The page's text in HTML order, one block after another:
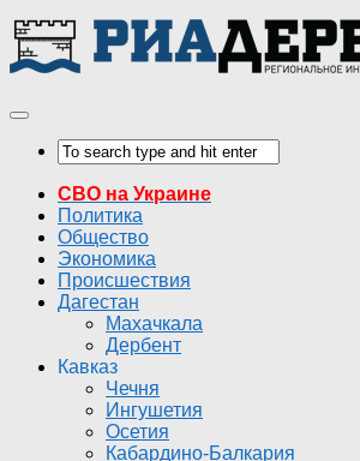
СВО на Украине
Политика
Общество
Экономика
Происшествия
Дагестан
Махачкала
Дербент
Кавказ
Чечня
Ингушетия
Осетия
Кабардино-Балкария